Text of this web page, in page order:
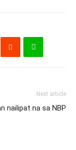
Next article
nailipat na sa NBP